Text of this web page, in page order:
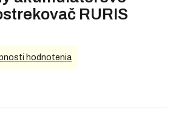
RURIS
hodnotenia